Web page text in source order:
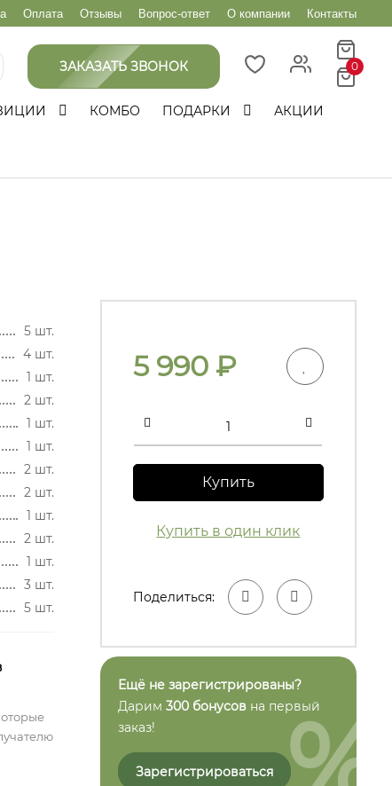
Оплата Отзывы Вопрос-ответ О компании Контакты
ЗАКАЗАТЬ ЗВОНОК 0
КОМБО ПОДАРКИ АКЦИИ
5 шт.
4 шт.
1 шт.
2 шт.
1 шт.
1 шт.
2 шт.
2 шт.
1 шт.
2 шт.
1 шт.
3 шт.
5 шт.
5 990₽
Купить
Купить в один клик
Поделиться:
Ещё не зарегистрированы?
Дарим 300 бонусов на первый
заказ!
Зарегистрироваться